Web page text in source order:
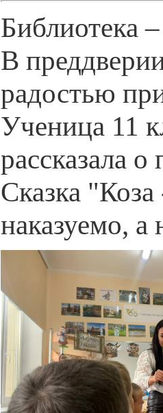
Библиотека
В
радостью
Ученица 11
рассказала
Сказка "Коза
наказуемо, а